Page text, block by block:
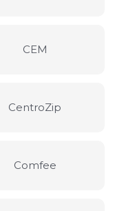
CEM
CentroZip
Comfee